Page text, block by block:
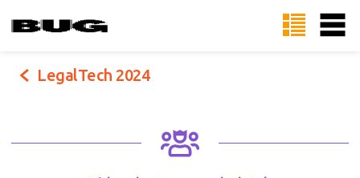
LegalTech 2024